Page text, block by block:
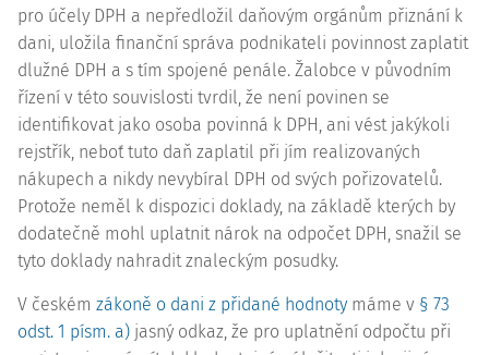
pro účely DPH a nepředložil daňovým orgánům přiznání k
dani, uložila finanční správa podnikateli povinnost zaplatit
dlužné DPH a s tím spojené penále. Žalobce v původním
řízení v této souvislosti tvrdil, že není povinen se
identifikovat jako osoba povinná k DPH, ani vést jakýkoli
rejstřík, neboť tuto daň zaplatil při jím realizovaných
nákupech a nikdy nevybíral DPH od svých pořizovatelů.
Protože neměl k dispozici doklady, na základě kterých by
dodatečně mohl uplatnit nárok na odpočet DPH, snažil se
tyto doklady nahradit znaleckým posudky.
V českém zákoně o dani z přidané hodnoty máme v § 73
odst. 1 písm. a) jasný odkaz, že pro uplatnění odpočtu při